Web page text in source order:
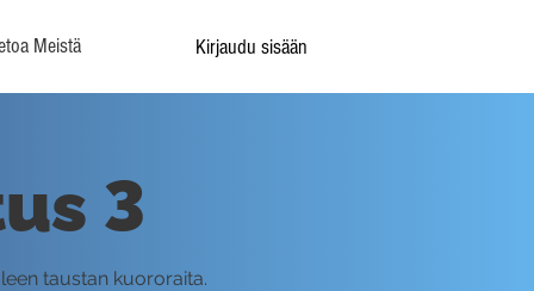
Meistä Kirjaudu sisään
3
taustan kuororaita.